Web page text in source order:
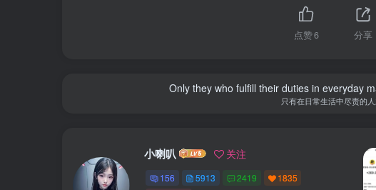
点赞6 分享
Only they who fulfill their duties in everyday
只有在日常生活中尽责的
小喇叭 关注
156 5913 2419
1835